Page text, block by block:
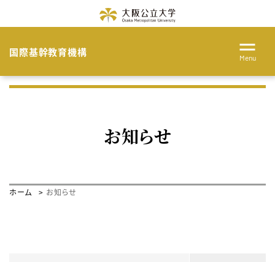
国際基幹教育機構 Menu
お知らせ
ホーム お知らせ